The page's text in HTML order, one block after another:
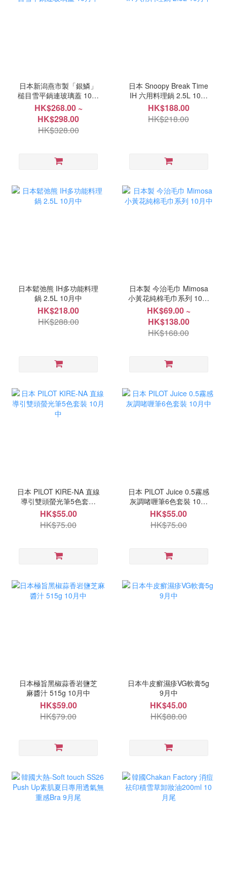
日本新潟燕市製「銀鱗」
槌目雪平鍋連玻璃蓋 10月
中
HK$268.00 ~
HK$298.00
HK$328.00
日本 Snoopy Break Time
IH 六用料理鍋 2.5L 10月
中
HK$188.00
HK$218.00
日本鬆弛熊 IH多功能料理
鍋 2.5L 10月中
HK$218.00
HK$288.00
日本製 今治毛巾 Mimosa
小黃花純棉毛巾系列 10月
中
HK$69.00 ~
HK$138.00
HK$168.00
日本 PILOT KIRE-NA 直線
導引雙頭螢光筆5色套裝
10月中
HK$55.00
HK$75.00
日本 PILOT Juice 0.5霧感
灰調啫喱筆6色套裝 10月
中
HK$55.00
HK$75.00
日本極旨黑椒蒜香岩鹽芝
麻醬汁 515g 10月中
HK$59.00
HK$79.00
日本牛皮癬濕疹VG軟膏5g
9月中
HK$45.00
HK$88.00